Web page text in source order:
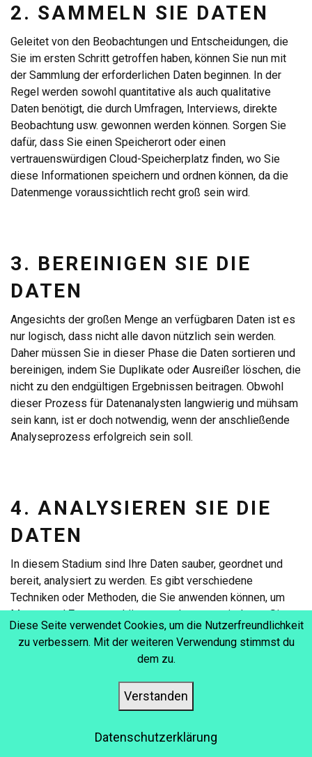
2. SAMMELN SIE DATEN
Geleitet von den Beobachtungen und Entscheidungen, die
Sie im ersten Schritt getroffen haben, können Sie nun mit
der Sammlung der erforderlichen Daten beginnen. In der
Regel werden sowohl quantitative als auch qualitative
Daten benötigt, die durch Umfragen, Interviews, direkte
Beobachtung usw. gewonnen werden können. Sorgen Sie
dafür, dass Sie einen Speicherort oder einen
vertrauenswürdigen Cloud-Speicherplatz finden, wo Sie
diese Informationen speichern und ordnen können, da die
Datenmenge voraussichtlich recht groß sein wird.
3. BEREINIGEN SIE DIE
DATEN
Angesichts der großen Menge an verfügbaren Daten ist es
nur logisch, dass nicht alle davon nützlich sein werden.
Daher müssen Sie in dieser Phase die Daten sortieren und
bereinigen, indem Sie Duplikate oder Ausreißer löschen, die
nicht zu den endgültigen Ergebnissen beitragen. Obwohl
dieser Prozess für Datenanalysten langwierig und mühsam
sein kann, ist er doch notwendig, wenn der anschließende
Analyseprozess erfolgreich sein soll.
4. ANALYSIEREN SIE DIE
DATEN
In diesem Stadium sind Ihre Daten sauber, geordnet und
bereit, analysiert zu werden. Es gibt verschiedene
Techniken oder Methoden, die Sie anwenden können, um
Muster und Zusammenhänge zu erkennen, mit denen Sie
Antworten auf Ihre geschäftlichen Fragen finden oder
Prognosen für die Zukunft treffen können. Hier sind einige
der gängigsten Datenanalysetechniken:
deskriptiven Analysegeht es um die
Aus diesem Grund verwendet sie Maße wie
Diese Seite verwendet Cookies, um die Nutzerfreundlichkeit
zu verbessern. Mit der weiteren Verwendung stimmst du
dem zu.
Verstanden
Datenschutzerklärung